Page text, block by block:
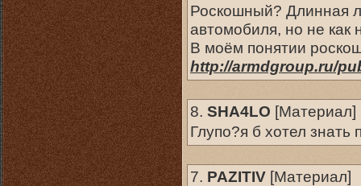
Роскошный? Длинная
автомобиля, но не как
В моём понятии
http://armdgroup.ru/
8. SHA4LO [Материал]
Глупо?я б хотел
7. PAZITIV [Материал]